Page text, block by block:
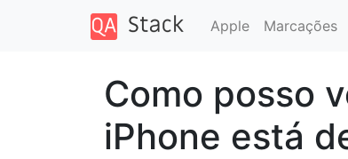
Apple Marcações
Como posso
iPhone está